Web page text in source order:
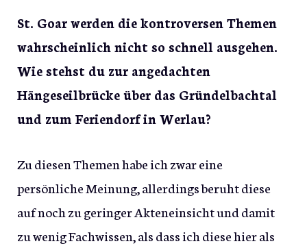
St. Goar werden die kontroversen Themen
wahrscheinlich nicht so schnell ausgehen.
Wie stehst du zur angedachten
Hängeseilbrücke über das Gründelbachtal
und zum Feriendorf in Werlau?
Zu diesen Themen habe ich zwar eine
persönliche Meinung, allerdings beruht diese
auf noch zu geringer Akteneinsicht und damit
zu wenig Fachwissen, als dass ich diese hier als